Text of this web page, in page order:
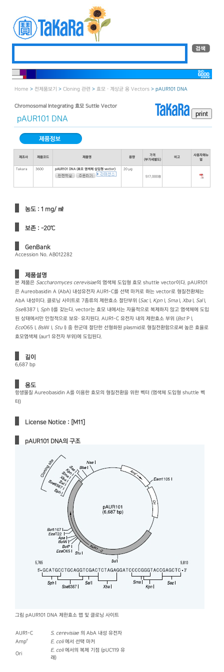
Home > 전제품보기 > Cloning 관련 > 효모 · 계상균 용 Vectors > pAUR101 DNA
Chromosomal Integrating 효모 Suttle Vector
pAUR101 DNA
제조사 제품코드 제품명 용량
가격
(부가세별도)
비고
사용자매뉴
얼
Takara 3600 pAUR101 DNA (효모 염색체 삽입형 vector) 20 μg
517,000원
농도 : 1 mg/ ㎖
보존 : -20℃
GenBank
Accession No. AB012282
제품설명
본 제품은 Saccharomyces cerevisiae의 염색체 도입형 효모 shuttle vector이다. pAUR101
은 Aureobasidin A (AbA) 내성유전자 AUR1-C를 선택 마커로 하는 vector로 형질전환체는
AbA 내성이다. 클로닝 사이트로 7종류의 제한효소 절단부위 (SacI, Kpn I, Sma I, XbaI, SalI,
Sse8387 I, Sph I)를 갖는다. vector는 효모 내에서는 자율적으로 복제하지 않고 염색체에 도입
된 상태에서만 안정적으로 보유· 유지된다. AUR1-C 유전자 내의 제한효소 부위 (BstP I,
EcoO65 I, BsiW I, StuI) 중 한군데 절단한 선형화된 plasmid로 형질전환함으로써 높은 효율로
효모염색체 (aur1 유전자 부위)에 도입된다.
길이
6,687 bp
용도
항생물질 Aureobasidin A를 이용한 효모의 형질전환을 위한 벡터 (염색체 도입형 shuttle 벡
터)
License Notice : [M11]
pAUR101 DNA의 구조
그림 pAUR101 DNA 제한효소 맵 및 클로닝 사이트
AUR1-C S. cerevisiae 의 AbA 내성 유전자
Ampr E. coli에서 선택 마커
Ori
E. coli에서의 복제 기점 (pUC119 유
래)